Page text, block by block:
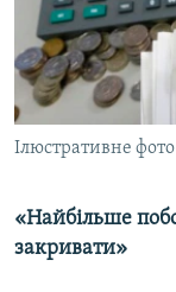
ВІДЕОУРОКИ
СВІДЧЕННЯ
УКРАЇНСЬКА
ІНФОГРАФІКА
Русский
Qırımtatar
ДОЛУЧАЙСЯ!
Усі сайти RFE/
Ілюстративне фото
«Найбільше
закривати»